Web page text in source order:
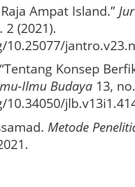
Ampat Island.”
2 (2021).
Konsep
Ilmu Budaya 13,
Metode